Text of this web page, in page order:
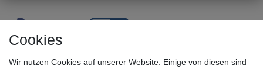
Cookies
Wir nutzen Cookies auf unserer Website. Einige von diesen sind